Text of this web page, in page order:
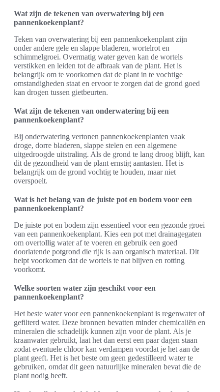
Wat zijn de tekenen van overwatering bij een
pannenkoekenplant?
Teken van overwatering bij een pannenkoekenplant zijn
onder andere gele en slappe bladeren, wortelrot en
schimmelgroei. Overmatig water geven kan de wortels
verstikken en leiden tot de afbraak van de plant. Het is
belangrijk om te voorkomen dat de plant in te vochtige
omstandigheden staat en ervoor te zorgen dat de grond goed
kan drogen tussen gietbeurten.
Wat zijn de tekenen van onderwatering bij een
pannenkoekenplant?
Bij onderwatering vertonen pannenkoekenplanten vaak
droge, dorre bladeren, slappe stelen en een algemene
uitgedroogde uitstraling. Als de grond te lang droog blijft, kan
dit de gezondheid van de plant ernstig aantasten. Het is
belangrijk om de grond vochtig te houden, maar niet
overspoelt.
Wat is het belang van de juiste pot en bodem voor een
pannenkoekenplant?
De juiste pot en bodem zijn essentieel voor een gezonde groei
van een pannenkoekenplant. Kies een pot met drainagegaten
om overtollig water af te voeren en gebruik een goed
doorlatende potgrond die rijk is aan organisch materiaal. Dit
helpt voorkomen dat de wortels te nat blijven en rotting
voorkomt.
Welke soorten water zijn geschikt voor een
pannenkoekenplant?
Het beste water voor een pannenkoekenplant is regenwater of
gefilterd water. Deze bronnen bevatten minder chemicaliën en
mineralen die schadelijk kunnen zijn voor de plant. Als je
kraanwater gebruikt, laat het dan eerst een paar dagen staan
zodat eventuele chloor kan verdampen voordat je het aan de
plant geeft. Het is het beste om geen gedestilleerd water te
gebruiken, omdat dit geen natuurlijke mineralen bevat die de
plant nodig heeft.